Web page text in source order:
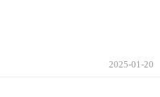
2025-01-20